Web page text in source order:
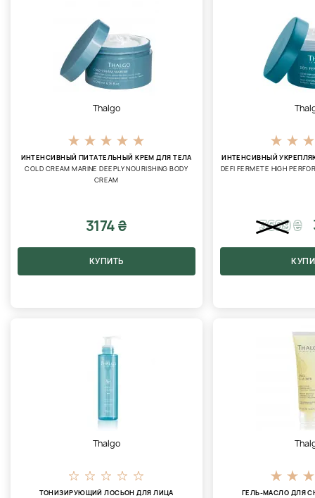
Thalgo
ИНТЕНСИВНЫЙ ПИТАТЕЛЬНЫЙ КРЕМ ДЛЯ ТЕЛА
COLD CREAM MARINE DEEPLY NOURISHING BODY
CREAM
3174 ₴
КУПИТЬ
ИНТЕНСИВНЫЙ
DEFI FERMETE HIGH
3699₴
Thalgo
ТОНИЗИРУЮЩИЙ ЛОСЬОН ДЛЯ ЛИЦА
ГЕЛЬ-МАСЛО ДЛЯ